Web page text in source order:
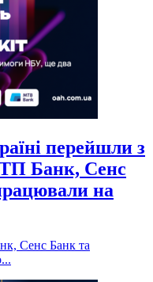
перейшли з
Банк, Сенс
на
Сенс Банк та